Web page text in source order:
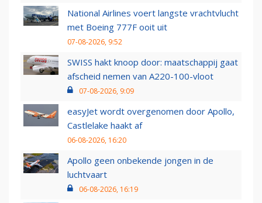
National Airlines voert langste vrachtvlucht
met Boeing 777F ooit uit
07-08-2026, 9:52
SWISS hakt knoop door: maatschappij gaat
afscheid nemen van A220-100-vloot
07-08-2026, 9:09
easyJet wordt overgenomen door Apollo,
Castlelake haakt af
06-08-2026, 16:20
Apollo geen onbekende jongen in de
luchtvaart
06-08-2026, 16:19